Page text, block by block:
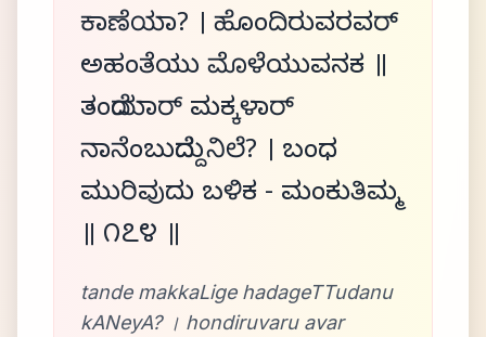
ಕಾಣೆಯಾ? । ಹೊಂದಿರುವರವರ್
ಅಹಂತೆಯು ಮೊಳೆಯುವನಕ ॥
ತಂದೆಯಾರ್ ಮಕ್ಕಳಾರ್
ನಾನೆಂಬುದೆದ್ದುನಿಲೆ? । ಬಂಧ
ಮುರಿವುದು ಬಳಿಕ - ಮಂಕುತಿಮ್ಮ
॥ ೧೭೪ ॥
tande makkaLige hadageTTudanu
kANeyA? । hondiruvaru avar